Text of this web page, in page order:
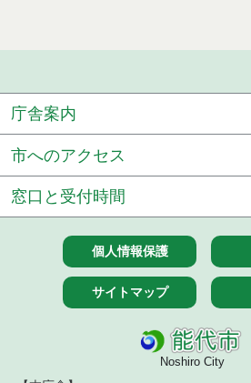
庁舎案内
市へのアクセス
窓口と受付時間
個人情報保護
サイトマップ
Noshiro City